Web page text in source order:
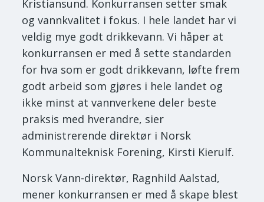
Kristiansund. Konkurransen setter smak
og vannkvalitet i fokus. I hele landet har vi
veldig mye godt drikkevann. Vi håper at
konkurransen er med å sette standarden
for hva som er godt drikkevann, løfte frem
godt arbeid som gjøres i hele landet og
ikke minst at vannverkene deler beste
praksis med hverandre, sier
administrerende direktør i Norsk
Kommunalteknisk Forening, Kirsti Kierulf.
Norsk Vann-direktør, Ragnhild Aalstad,
mener konkurransen er med å skape blest